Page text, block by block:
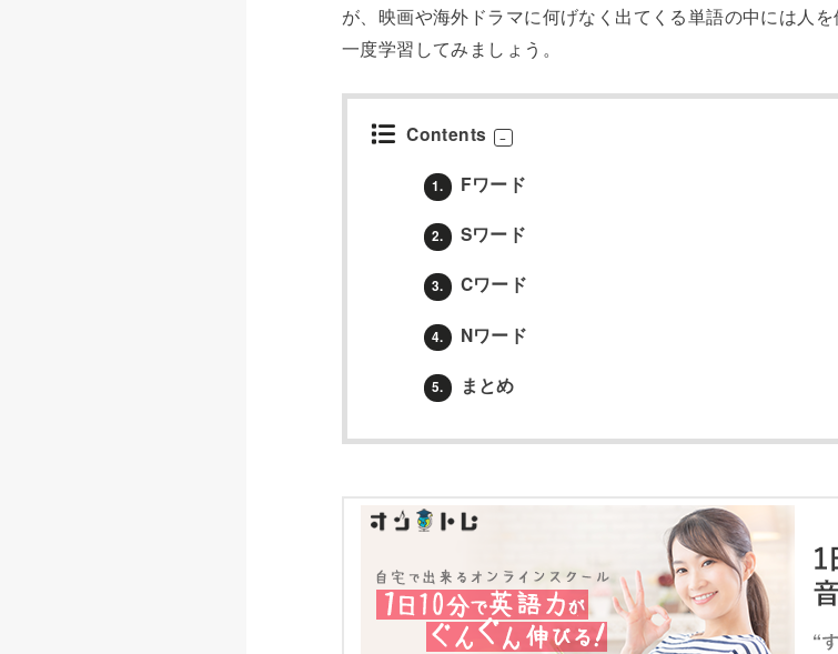
が、映画や海外ドラマに何げなく出てくる単語の中には人
一度学習してみましょう。
Contents
1. Fワード
2. Sワード
3. Cワード
4. Nワード
5. まとめ